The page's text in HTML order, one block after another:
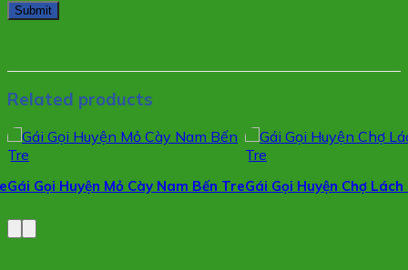
Related products
Gái Gọi Huyện Mỏ Cày Nam Bến TreGái Gọi Huyện Chợ